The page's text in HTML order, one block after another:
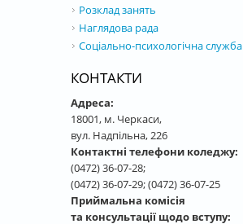
Розклад занять
Наглядова рада
Соціально-психологічна служба
КОНТАКТИ
Адреса:
18001, м. Черкаси,
вул. Надпільна, 226
Контактні телефони коледжу:
(0472) 36-07-28;
(0472) 36-07-29; (0472) 36-07-25
Приймальна комісія
та консультації щодо вступу: